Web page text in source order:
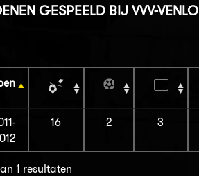
GESPEELD BIJ VVV-VENLO
16 2 3
1 resultaten